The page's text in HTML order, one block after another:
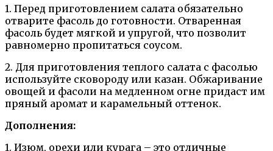
1. Перед приготовлением салата обязательно
отварите фасоль до готовности. Отваренная
фасоль будет мягкой и упругой, что позволит
равномерно пропитаться соусом.
2. Для приготовления теплого салата с фасолью
используйте сковороду или казан. Обжаривание
овощей и фасоли на медленном огне придаст им
пряный аромат и карамельный оттенок.
Дополнения:
1. Изюм, орехи или курага – это отличные